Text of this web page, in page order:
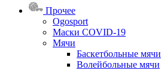
Прочее
Ogosport
Маски COVID-19
Мячи
Баскетбольные мячи
Волейбольные мячи